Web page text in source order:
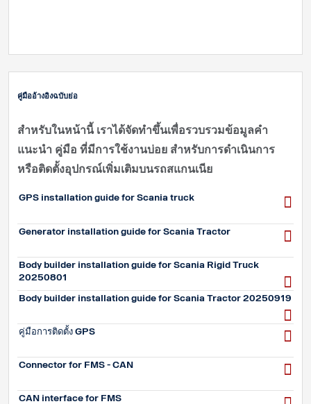
คู่มืออ้างอิงฉบับย่อ
สำหรับในหน้านี้ เราได้จัดทำขึ้นเพื่อรวบรวมข้อมูลคำ
แนะนำ คู่มือ ที่มีการใช้งานบ่อย สำหรับการดำเนินการ
หรือติดตั้งอุปกรณ์เพิ่มเติมบนรถสแกนเนีย
GPS installation guide for Scania truck
Generator installation guide for Scania Tractor
Body builder installation guide for Scania Rigid Truck
20250801
Body builder installation guide for Scania Tractor 20250919
คู่มือการติดตั้ง GPS
Connector for FMS - CAN
CAN interface for FMS